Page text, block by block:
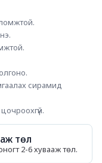
сирамид
төл
2-6 хувааж төл.